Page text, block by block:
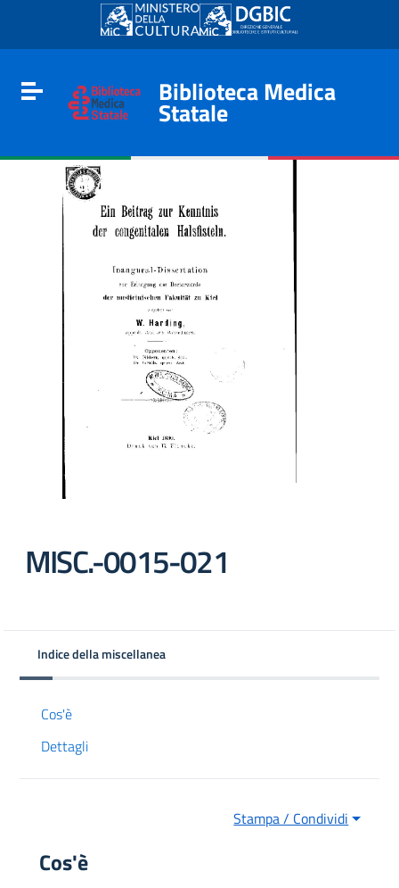
Go to content
Go to the navigation menu
Go to the footer
Toggle navigation
Biblioteca Medica
Statale
MISC.-0015-021
Indice della miscellanea
Cos'è
Dettagli
Stampa / Condividi
Cos'è